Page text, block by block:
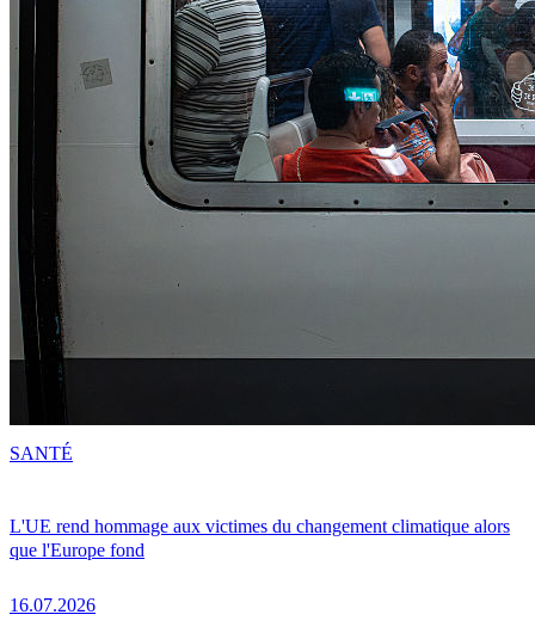
L'UE rend hommage aux victimes du changement climatique alors
que l'Europe fond
16.07.2026
SANTÉ